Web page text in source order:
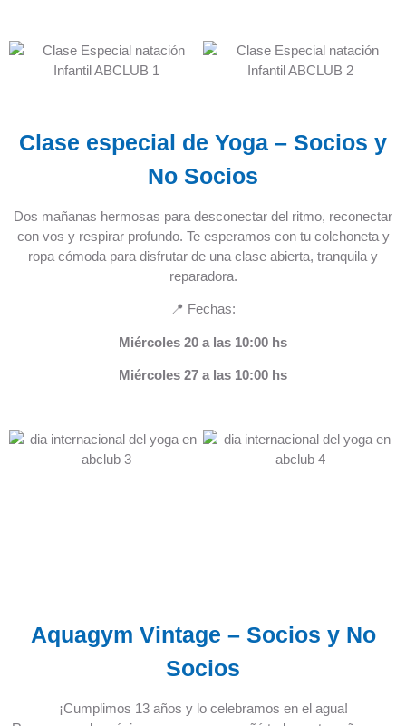
Clase especial de Yoga – Socios y
No Socios
Dos mañanas hermosas para desconectar del ritmo, reconectar
con vos y respirar profundo. Te esperamos con tu colchoneta y
ropa cómoda para disfrutar de una clase abierta, tranquila y
reparadora.
📍 Fechas:
Miércoles 20 a las 10:00 hs
Miércoles 27 a las 10:00 hs
Aquagym Vintage – Socios y No
Socios
¡Cumplimos 13 años y lo celebramos en el agua!